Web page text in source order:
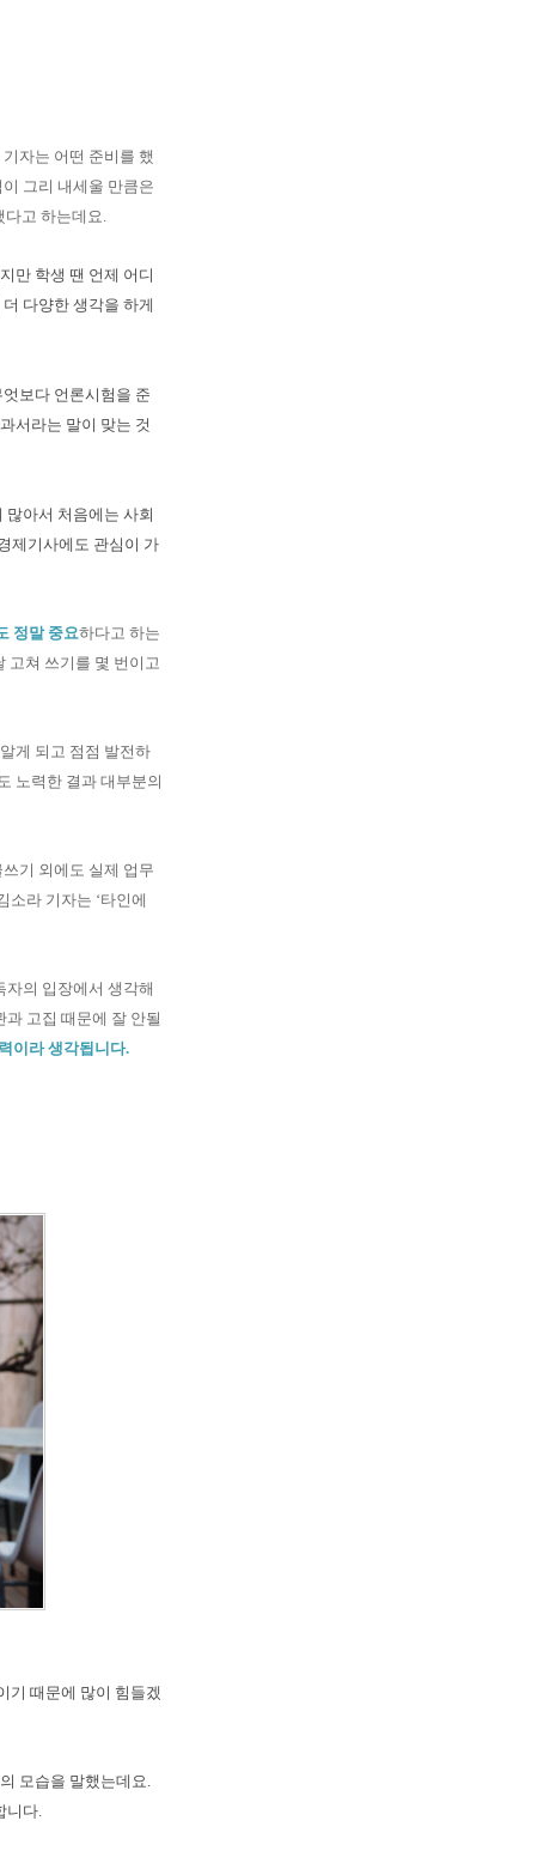
자는 어떤 준비를 했
그리 내세울 만큼은
다고 하는데요.
만 학생 땐 언제 어디
다양한 생각을 하게
엇보다 언론시험을 준
서라는 말이 맞는 것
많아서 처음에는 사회
제기사에도 관심이 가
정말 중요하다고 하는
고쳐 쓰기를 몇 번이고
게 되고 점점 발전하
노력한 결과 대부분의
기 외에도 실제 업무
소라 기자는 ‘타인에
자의 입장에서 생각해
고집 때문에 잘 안될
이라 생각됩니다.
기 때문에 많이 힘들겠
모습을 말했는데요.
니다.